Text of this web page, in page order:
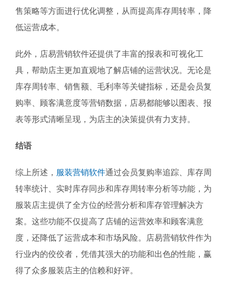
售策略等方面进行优化调整，从而提高库存周转率，降
低运营成本。
此外，店易营销软件还提供了丰富的报表和可视化工
具，帮助店主更加直观地了解店铺的运营状况。无论是
库存周转率、销售额、毛利率等关键指标，还是会员复
购率、顾客满意度等营销数据，店易都能够以图表、报
表等形式清晰呈现，为店主的决策提供有力支持。
结语
综上所述， 服装营销软件通过会员复购率追踪、库存周
转率统计、实时库存同步和库存周转率分析等功能，为
服装店主提供了全方位的经营分析和库存管理解决方
案。这些功能不仅提高了店铺的运营效率和顾客满意
度，还降低了运营成本和市场风险。店易营销软件作为
行业内的佼佼者，凭借其强大的功能和出色的性能，赢
得了众多服装店主的信赖和好评。